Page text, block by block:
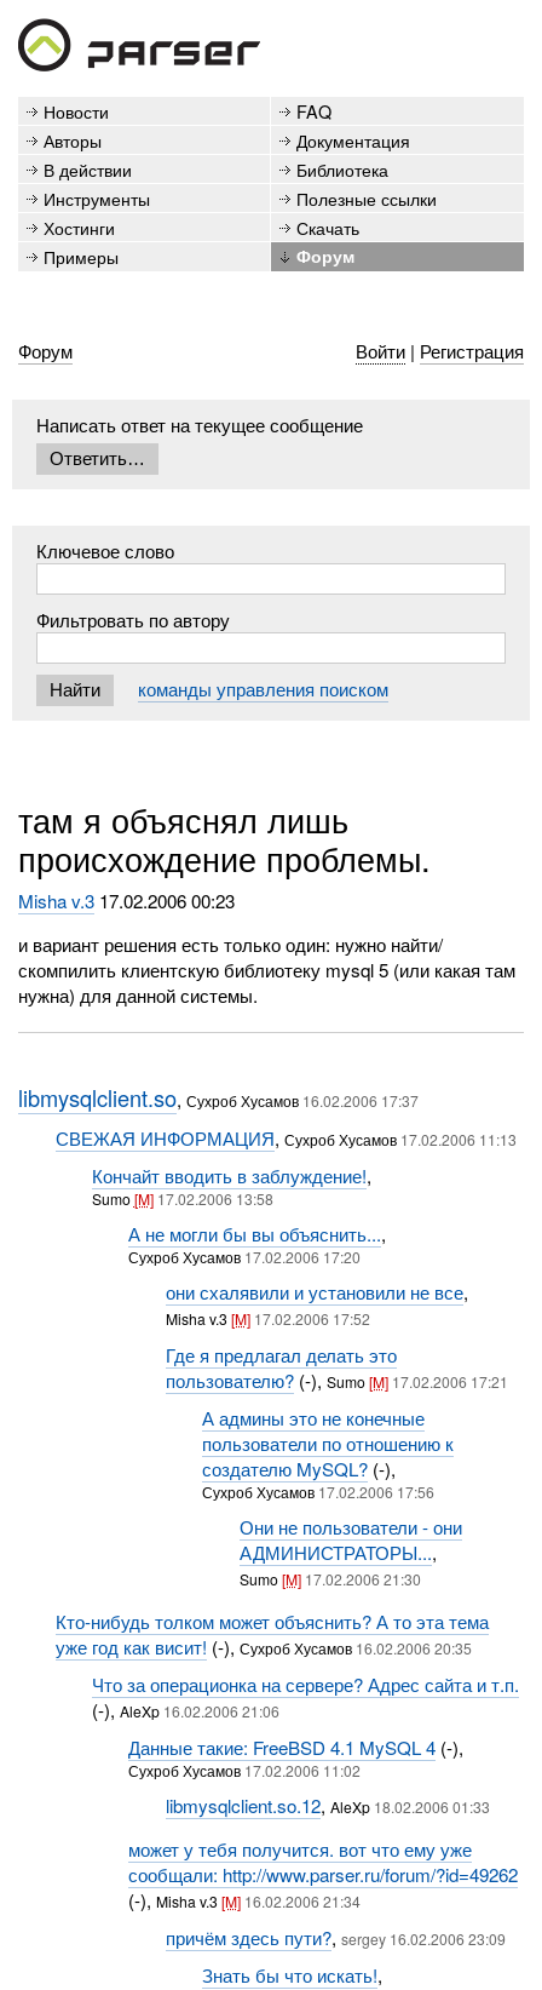
Новости
FAQ
Авторы
Документация
В действии
Библиотека
Инструменты
Полезные ссылки
Хостинги
Скачать
Примеры
Форум
Форум Войти| Регистрация
Написать ответ на текущее сообщение
Ключевое слово
Фильтровать по автору
команды управления поиском
там я объяснял лишь
происхождение проблемы.
Misha v.3 17.02.2006 00:23
и вариант решения есть только один: нужно найти/
скомпилить клиентскую библиотеку mysql 5 (или какая там
нужна) для данной системы.
libmysqlclient.so,Сухроб Хусамов 16.02.2006 17:37
СВЕЖАЯ ИНФОРМАЦИЯ, Сухроб Хусамов 17.02.2006 11:13
Кончайт вводить в заблуждение!,
Sumo[M] 17.02.2006 13:58
А не могли бы вы объяснить...,
Сухроб Хусамов 17.02.2006 17:20
они схалявили и установили не все,
Misha v.3 [M] 17.02.2006 17:52
Где я предлагал делать это
пользователю?(-), Sumo[M] 17.02.2006 17:21
А админы это не конечные
пользователи по отношению к
создателю MySQL? (-),
Сухроб Хусамов 17.02.2006 17:56
Они не пользователи - они
АДМИНИСТРАТОРЫ...,
Sumo[M] 17.02.2006 21:30
Кто-нибудь толком может объяснить? А то эта тема
уже год как висит! (-), Сухроб Хусамов 16.02.2006 20:35
Что за операционка на сервере? Адрес сайта и т.п.
(-), AleXp 16.02.2006 21:06
Данные такие: FreeBSD 4.1 MySQL 4 (-),
Сухроб Хусамов 17.02.2006 11:02
libmysqlclient.so.12, AleXp 18.02.2006 01:33
может у тебя получится. вот что ему уже
сообщали: http://www.parser.ru/forum/?id=49262
(-), Misha v.3[M] 16.02.2006 21:34
причём здесь пути?, sergey 16.02.2006 23:09
Знать бы что искать!,